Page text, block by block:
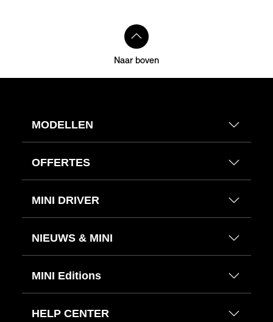
Naar boven
MODELLEN
OFFERTES
MINI DRIVER
NIEUWS & MINI
MINI Editions
HELP CENTER